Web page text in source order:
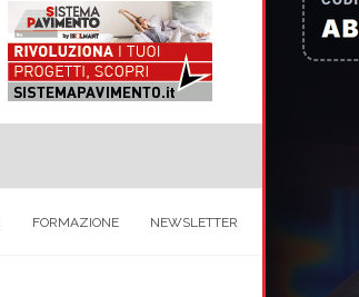
FORMAZIONE NEWSLETTER